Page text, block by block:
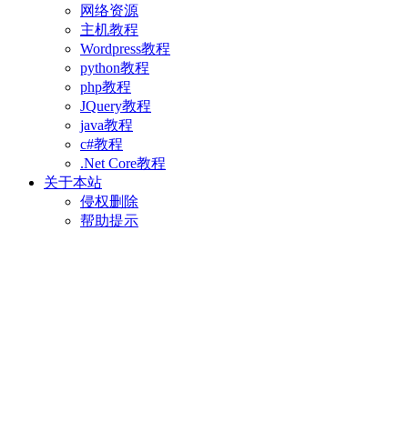
网络资源
主机教程
Wordpress教程
python教程
php教程
JQuery教程
java教程
c#教程
.Net Core教程
关于本站
侵权删除
帮助提示